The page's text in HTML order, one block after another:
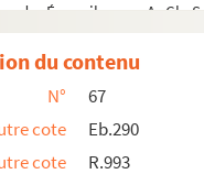
des Évangiles, par A.-Ch.
du contenu
N°
67
cote
Eb.290
cote
R.993